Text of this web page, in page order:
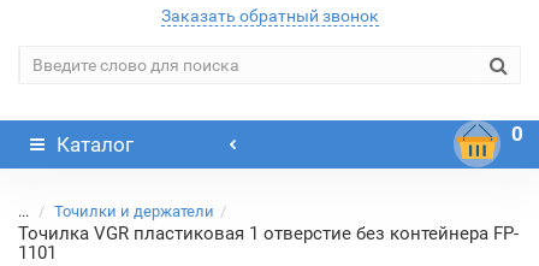
Заказать обратный звонок
Каталог 0
... Точилки и держатели
Точилка VGR пластиковая 1 отверстие без контейнера FP-
1101